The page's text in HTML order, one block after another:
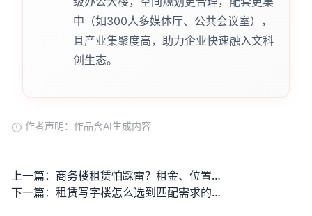
中（如300人多媒体厅、公共会议室），
且产业集聚度高，助力企业快速融入文科
创生态。
作者声明：作品含AI生成内容
上一篇：
商务楼租赁怕踩雷？租金、位置、合同这些潜在问题得先弄清楚
下一篇：
租赁写字楼怎么选到匹配需求的？怕踩坑得注意哪些关键细节？